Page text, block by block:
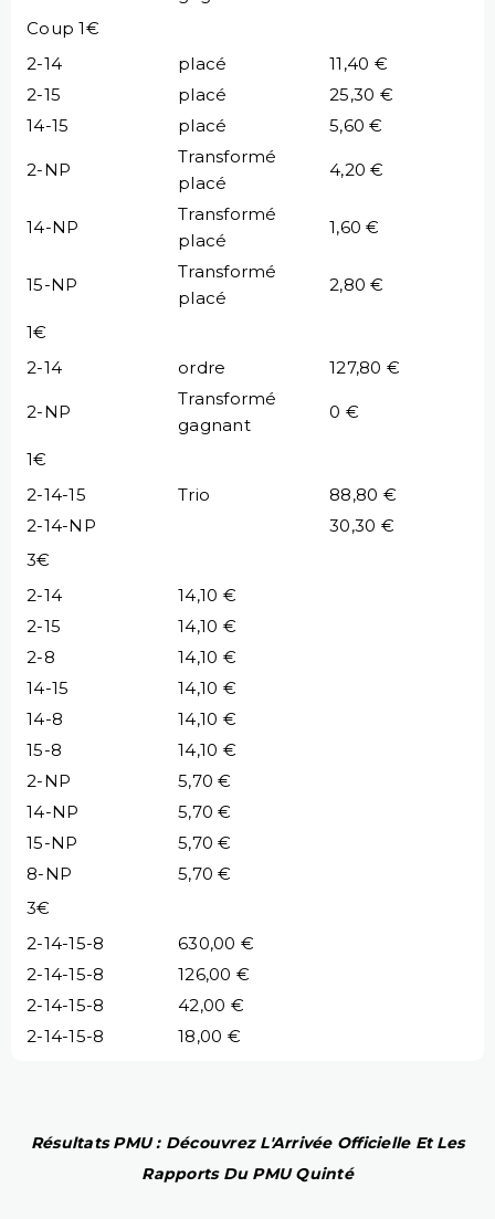
Coup 1€
2-14
placé
11,40 €
2-15
placé
25,30 €
14-15
placé 5,60 €
2-NP
Transformé
placé
4,20 €
14-NP
Transformé
placé
1,60 €
15-NP
Transformé
placé
2,80 €
1€
2-14
ordre 127,80 €
2-NP
Transformé
gagnant
0 €
1€
2-14-15
Trio
88,80 €
2-14-NP
30,30 €
3€
2-14
14,10 €
2-15
14,10 €
2-8
14,10 €
14-15
14,10 €
14-8
14,10 €
15-8
14,10 €
2-NP
5,70 €
14-NP
5,70 €
15-NP
5,70 €
8-NP
5,70 €
3€
2-14-15-8
630,00 €
2-14-15-8
126,00 €
2-14-15-8
42,00 €
2-14-15-8
18,00 €
Résultats PMU : Découvrez L'Arrivée Officielle Et Les
Rapports Du PMU Quinté